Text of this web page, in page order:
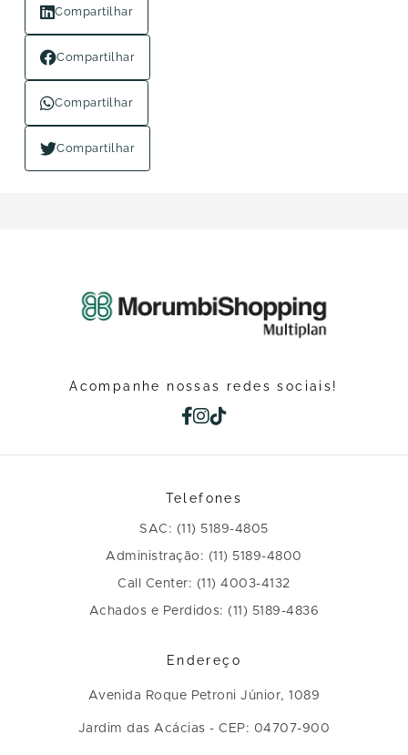
Compartilhar
Compartilhar
Compartilhar
Compartilhar
Acompanhe nossas redes sociais!
Telefones
SAC: (11) 5189-4805
Administração: (11) 5189-4800
Call Center: (11) 4003-4132
Achados e Perdidos: (11) 5189-4836
Endereço
Avenida Roque Petroni Júnior, 1089
Jardim das Acácias - CEP: 04707-900